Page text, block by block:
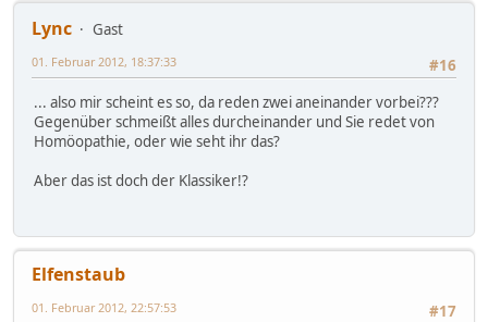
Lync
Gast
#16
01. Februar 2012, 18:37:33
... also mir scheint es so, da reden zwei aneinander vorbei???
Gegenüber schmeißt alles durcheinander und Sie redet von
Homöopathie, oder wie seht ihr das?
Aber das ist doch der Klassiker!?
Elfenstaub
#17
01. Februar 2012, 22:57:53